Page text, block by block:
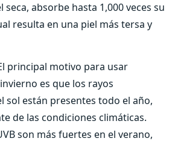
seca, absorbe hasta 1,000 veces su
resulta en una piel más tersa y
principal motivo para usar
es que los rayos
sol están presentes todo el año,
de las condiciones climáticas.
son más fuertes en el verano,